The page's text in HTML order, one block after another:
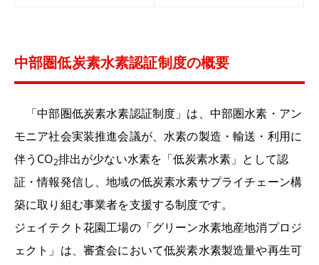
中部圏低炭素水素認証制度の概要
「中部圏低炭素水素認証制度」は、中部圏水素・アン
モニア社会実装推進会議が、水素の製造・輸送・利用に
伴うCO2排出が少ない水素を「低炭素水素」として認
証・情報発信し、地域の低炭素水素サプライチェーン構
築に取り組む事業者を支援する制度です。
ジェイテクト花園工場の「グリーン水素地産地消プロジ
ェクト」は、審査会において低炭素水素製造量や再生可